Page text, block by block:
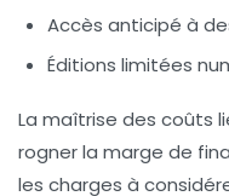
Accès anticipé à
Éditions limitées
La maîtrise des coûts
rogner la marge de
les charges à